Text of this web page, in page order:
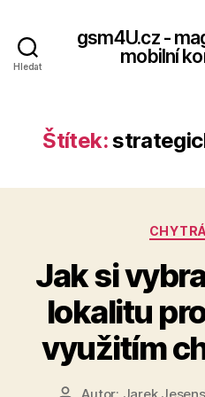
Hledat
gsm4U.cz -
mobilní
Štítek:
Jak si
lokalitu
využitím
Autor: Jarek